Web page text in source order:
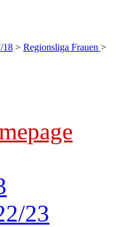
18 > Regionsliga Frauen >
23